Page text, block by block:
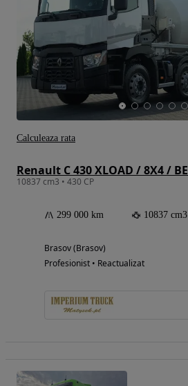
10837 cm3 • 430 CP
299 000 km 10837 cm3
Brasov (Brasov)
Profesionist • Reactualizat
Calculeaza rata